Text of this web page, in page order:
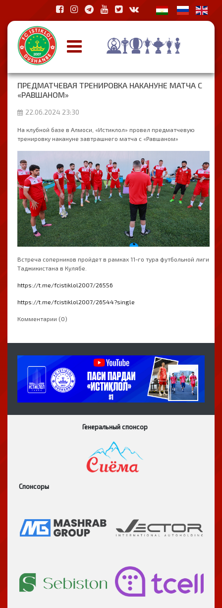
ПРЕДМАТЧЕВАЯ ТРЕНИРОВКА НАКАНУНЕ МАТЧА С
«РАВШАНОМ»
22.06.2024 23:30
На клубной базе в Алмоси, «Истиклол» провел предматчевую
тренировку накануне завтрашнего матча с «Равшаном»
Встреча соперников пройдет в рамках 11-го тура футбольной лиги
Таджикистана в Кулябе.
https://t.me/fcistiklol2007/26556
https://t.me/fcistiklol2007/26544?single
Комментарии (0)
Генеральный спонсор
Спонсоры